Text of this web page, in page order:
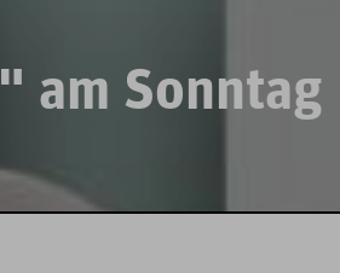
am Sonntag